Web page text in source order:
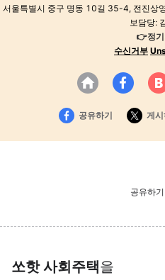
서울특별시 중구 명동 10길 35-4, 전진
보담당:
👉정
수신거부
공유하기 게
공유하기
쏘핫 사회주택을